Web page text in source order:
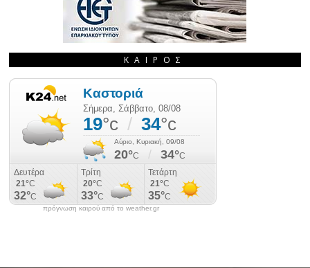
ΚΑΙΡΌΣ
πρόγνωση καιρού από το weather.gr